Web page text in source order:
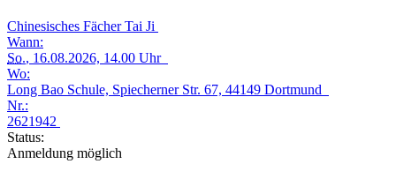
Chinesisches Fächer Tai Ji
Wann:
So., 16.08.2026, 14.00 Uhr
Wo:
Long Bao Schule, Spiecherner Str. 67, 44149 Dortmund
Nr.:
2621942
Status:
Anmeldung möglich